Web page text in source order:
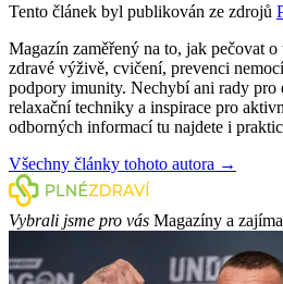
Tento článek byl publikován ze zdrojů
Magazín zaměřený na to, jak pečovat
zdravé výživě, cvičení, prevenci
podpory imunity. Nechybí ani rady pro
relaxační techniky a inspirace pro
odborných informací tu najdete i
Všechny články tohoto autora →
Vybrali jsme pro vás Magazíny a